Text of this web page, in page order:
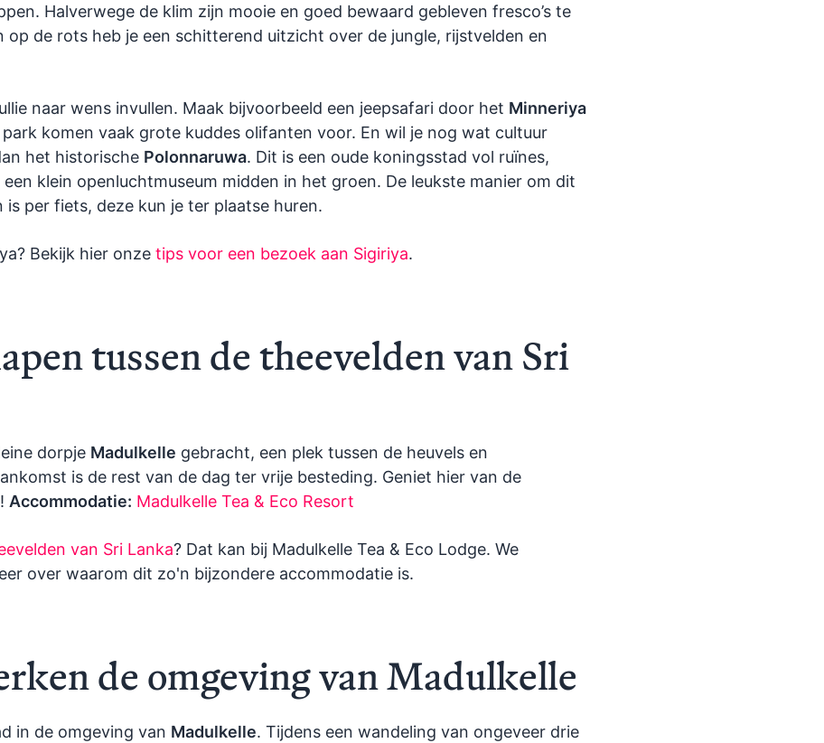
Halverwege de klim zijn mooie en goed bewaard gebleven fresco’s te
op de rots heb je een schitterend uitzicht over de jungle, rijstvelden en
naar wens invullen. Maak bijvoorbeeld een jeepsafari door het Minneriya
komen vaak grote kuddes olifanten voor. En wil je nog wat cultuur
het historische Polonnaruwa. Dit is een oude koningsstad vol ruïnes,
klein openluchtmuseum midden in het groen. De leukste manier om dit
is per fiets, deze kun je ter plaatse huren.
Bekijk hier onze tips voor een bezoek aan Sigiriya.
tussen de theevelden van Sri
dorpje Madulkelle gebracht, een plek tussen de heuvels en
is de rest van de dag ter vrije besteding. Geniet hier van de
Accommodatie: Madulkelle Tea & Eco Resort
van Sri Lanka? Dat kan bij Madulkelle Tea & Eco Lodge. We
over waarom dit zo'n bijzondere accommodatie is.
de omgeving van Madulkelle
in de omgeving van Madulkelle. Tijdens een wandeling van ongeveer drie